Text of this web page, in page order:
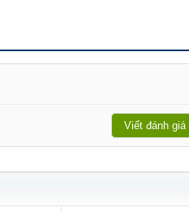
Viết đánh giá